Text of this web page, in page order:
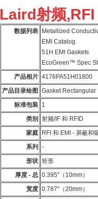
Laird射频
数据列表
Metallized
EMI Catalog
51H EMI Gaskets
EcoGreen™ Spec
产品相片 4176PA51H01800
产品目录绘图
Gasket Rectangular
标准包装 1
类别
射频/IF 和 RFID
家庭
RFI 和 EMI - 屏蔽和
系列
-
形状 矩形
厚度 - 总 0.395"（10mm）
宽度 0.787"（20mm）